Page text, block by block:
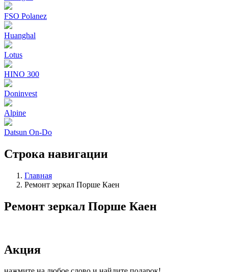
FSO Polanez
Huanghal
Lotus
HINO 300
Doninvest
Alpine
Datsun On-Do
Строка навигации
Главная
Ремонт зеркал Порше Каен
Ремонт зеркал Порше Каен
Акция